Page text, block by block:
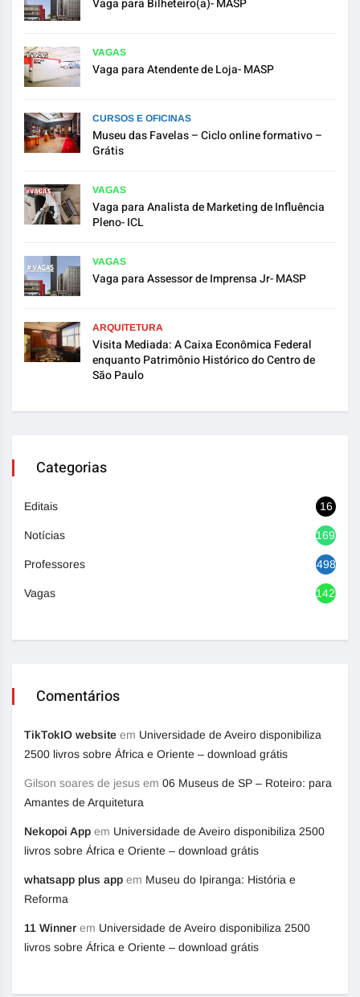
VAGAS
Vaga para Atendente de Loja- MASP
CURSOS E OFICINAS
Museu das Favelas – Ciclo online formativo –
Grátis
VAGAS
Vaga para Analista de Marketing de Influência
Pleno- ICL
VAGAS
Vaga para Assessor de Imprensa Jr- MASP
ARQUITETURA
Visita Mediada: A Caixa Econômica Federal
enquanto Patrimônio Histórico do Centro de
São Paulo
Categorias
Editais 16
Notícias 1692
Professores 498
Vagas 1420
Comentários
TikTokIO website em Universidade de Aveiro disponibiliza
2500 livros sobre África e Oriente – download grátis
Gilson soares de jesus em 06 Museus de SP – Roteiro: para
Amantes de Arquitetura
Nekopoi App em Universidade de Aveiro disponibiliza 2500
livros sobre África e Oriente – download grátis
whatsapp plus app em Museu do Ipiranga: História e
Reforma
11 Winner em Universidade de Aveiro disponibiliza 2500
livros sobre África e Oriente – download grátis